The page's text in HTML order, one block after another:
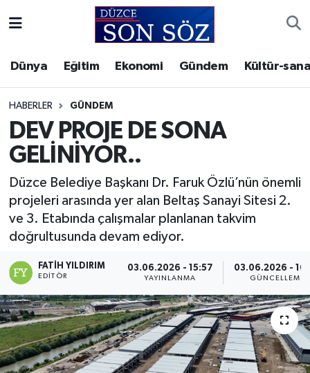
Dünya Eğitim Ekonomi Gündem Kültür-
HABERLER GÜNDEM
DEV PROJE DE SONA
GELİNİYOR..
Düzce Belediye Başkanı Dr. Faruk Özlü’nün önemli
projeleri arasında yer alan Beltaş Sanayi Sitesi 2.
ve 3. Etabında çalışmalar planlanan takvim
doğrultusunda devam ediyor.
FATIH YILDIRIM
EDITÖR
03.06.2026 - 15:57
YAYINLANMA
03.06.2026 -
GÜNCELLEME
Gizlilik Sözleşmesi
İletişim
Künye
Video Galeri
Akçakoca Hava Durumu
Akçakoca Trafik Yoğunluk Haritası
Süper Lig Puan Durumu ve Fikstür
Tüm Manşetler
Son Dakika Haberleri
Haber Arşivi